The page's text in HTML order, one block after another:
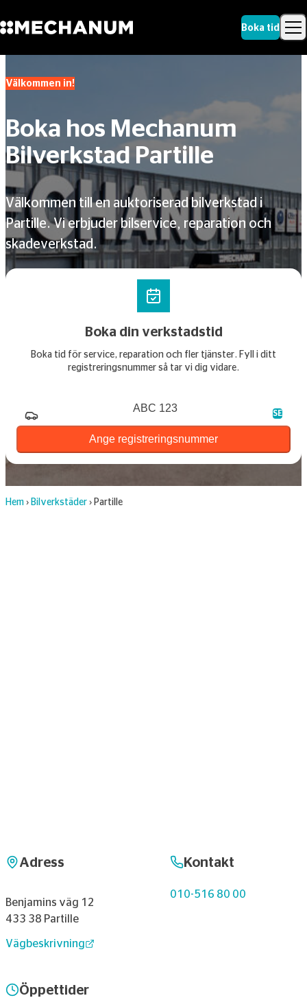
Boka tid
Välkommen in!
Boka hos Mechanum
Bilverkstad Partille
Välkommen till en auktoriserad bilverkstad i
Partille. Vi erbjuder bilservice, reparation och
skadeverkstad.
Boka din verkstadstid
Boka tid för service, reparation och fler tjänster. Fyll i ditt
registreringsnummer så tar vi dig vidare.
SE
Ange registreringsnummer
Hem › Bilverkstäder › Partille
Adress
Benjamins väg 12
433 38 Partille
Vägbeskrivning
Kontakt
010-516 80 00
Öppettider